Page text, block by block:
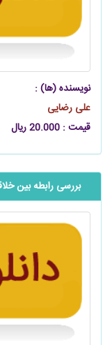
نویسنده (ها) :
علی رضایی
قیمت : 20.000 ریال
بررسی رابطه بین